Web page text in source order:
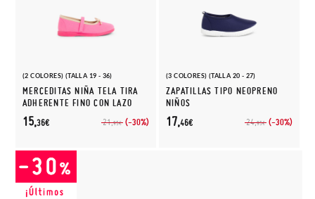
(2 COLORES) (TALLA 19 - 36)
MERCEDITAS NIÑA TELA TIRA
ADHERENTE FINO CON LAZO
21,95€ (-30%)
15,36€
(3 COLORES) (TALLA 20 - 27)
ZAPATILLAS TIPO NEOPRENO
NIÑOS
24,95€ (-30%)
17,46€